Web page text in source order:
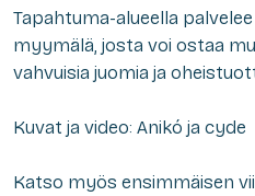
Tapahtuma-alueella
myymälä, josta voi ostaa
vahvuisia juomia ja
Kuvat ja video: Anikó ja cyde
Katso myös ensimmäisen